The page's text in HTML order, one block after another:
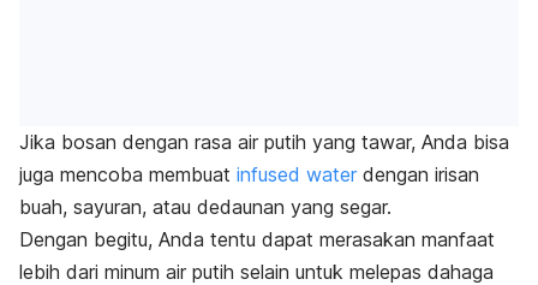
Jika bosan dengan rasa air putih yang tawar, Anda bisa
juga mencoba membuat infused water dengan irisan
buah, sayuran, atau dedaunan yang segar.
Dengan begitu, Anda tentu dapat merasakan manfaat
lebih dari minum air putih selain untuk melepas dahaga